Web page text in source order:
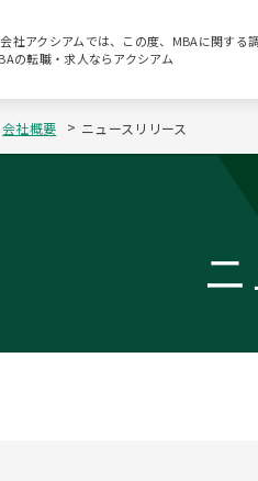
社アクシアムでは、この度、MBAに関す
の転職・求人ならアクシアム
会社概要 ニュースリリース